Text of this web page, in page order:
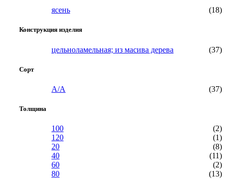
ясень (18)
Конструкция изделия
цельноламельная; из масива дерева (37)
Сорт
А/А (37)
Толщина
100
(2)
120
(1)
20
(8)
40
(11)
60
(2)
80
(13)